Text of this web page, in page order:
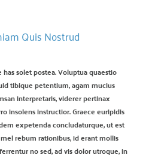
Quis Nostrud
solet postea. Voluptua quaestio
tibique petentium, agam mucius
interpretaris, viderer pertinax
insolens instructior. Graece euripidis
expetenda concludaturque, ut est
rebum rationibus, id erant mollis
no sed, ad vis dolor utroque, in